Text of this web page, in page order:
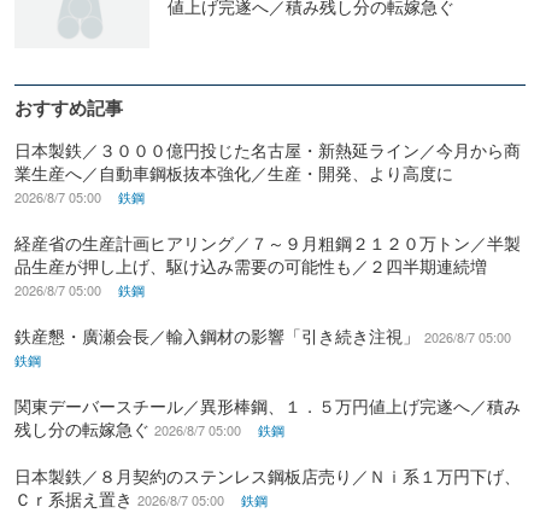
値上げ完遂へ／積み残し分の転嫁急ぐ
おすすめ記事
日本製鉄／３０００億円投じた名古屋・新熱延ライン／今月から商
業生産へ／自動車鋼板抜本強化／生産・開発、より高度に
2026/8/7 05:00 鉄鋼
経産省の生産計画ヒアリング／７～９月粗鋼２１２０万トン／半製
品生産が押し上げ、駆け込み需要の可能性も／２四半期連続増
2026/8/7 05:00 鉄鋼
鉄産懇・廣瀬会長／輸入鋼材の影響「引き続き注視」
2026/8/7 05:00
鉄鋼
関東デーバースチール／異形棒鋼、１．５万円値上げ完遂へ／積み
残し分の転嫁急ぐ 2026/8/7 05:00 鉄鋼
日本製鉄／８月契約のステンレス鋼板店売り／Ｎｉ系１万円下げ、
Ｃｒ系据え置き 2026/8/7 05:00 鉄鋼